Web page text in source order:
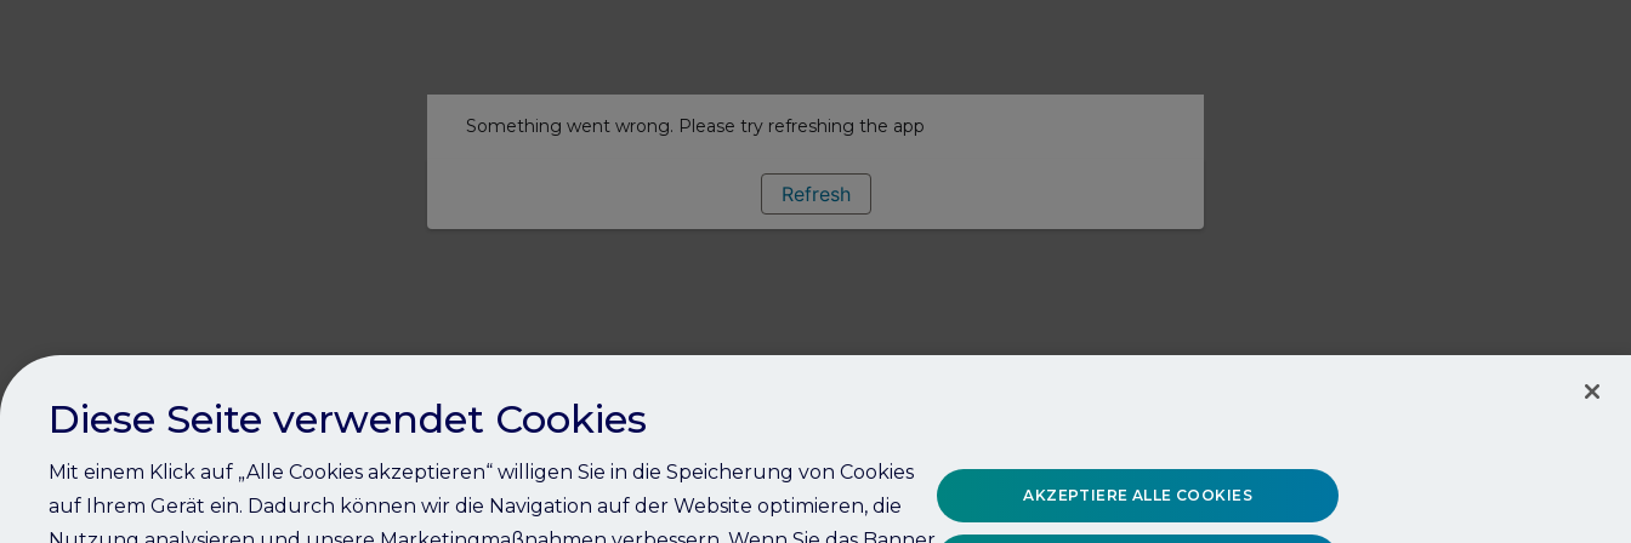
Something went wrong. Please try refreshing the app
Refresh
Diese Seite verwendet Cookies
Mit einem Klick auf „Alle Cookies akzeptieren“ willigen Sie in die Speicherung von Cookies
auf Ihrem Gerät ein. Dadurch können wir die Navigation auf der Website optimieren, die
AKZEPTIERE ALLE COOKIES